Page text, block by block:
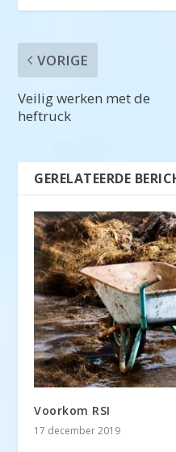
VORIGE
Veilig werken met de
heftruck
GERELATEERDE
Voorkom RSI
17 december 2019